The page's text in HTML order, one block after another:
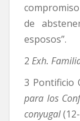
de
esposos”.
2 Exh.
3 Pontificio
para los
conyugal